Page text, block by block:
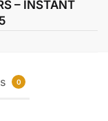
– INSTANT
0